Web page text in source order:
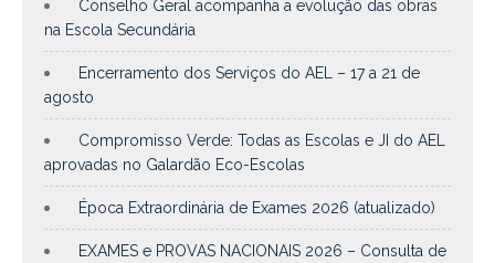
Conselho Geral acompanha a evolução das obras
na Escola Secundária
Encerramento dos Serviços do AEL – 17 a 21 de
agosto
Compromisso Verde: Todas as Escolas e JI do AEL
aprovadas no Galardão Eco-Escolas
Época Extraordinária de Exames 2026 (atualizado)
EXAMES e PROVAS NACIONAIS 2026 – Consulta de